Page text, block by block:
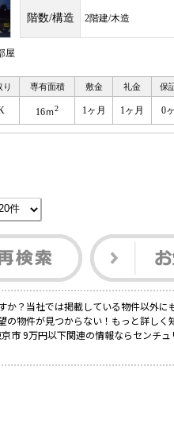
階数/構造 2階建/木造
屋
り 専有面積 敷金 礼金 保
16ｍ2 1ヶ月 1ヶ月 0
？当社では掲載している物件以外に
の物件が見つからない！もっと詳し
市 9万円以下関連の情報ならセンチ